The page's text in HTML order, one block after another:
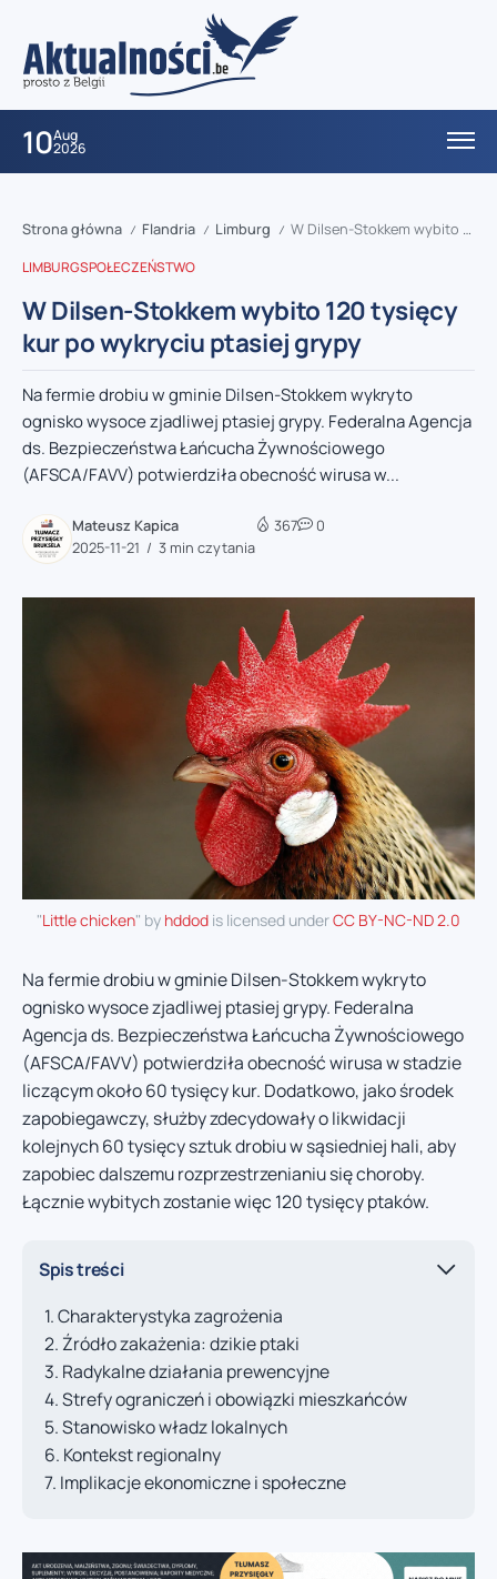
10Aug
2026
Strona główna / Flandria / Limburg / W Dilsen-Stokkem wybito 120 tysięcy kur po wykryciu ptasiej grypy
LIMBURGSPOŁECZEŃSTWO
W Dilsen-Stokkem wybito 120 tysięcy
kur po wykryciu ptasiej grypy
Na fermie drobiu w gminie Dilsen-Stokkem wykryto
ognisko wysoce zjadliwej ptasiej grypy. Federalna Agencja
ds. Bezpieczeństwa Łańcucha Żywnościowego
(AFSCA/FAVV) potwierdziła obecność wirusa w...
Mateusz Kapica
2025-11-21
3 min czytania
367 0
"Little chicken" by hddod is licensed underCC BY-NC-ND 2.0
Na fermie drobiu w gminie Dilsen-Stokkem wykryto
ognisko wysoce zjadliwej ptasiej grypy. Federalna
Agencja ds. Bezpieczeństwa Łańcucha Żywnościowego
(AFSCA/FAVV) potwierdziła obecność wirusa w stadzie
liczącym około 60 tysięcy kur. Dodatkowo, jako środek
zapobiegawczy, służby zdecydowały o likwidacji
kolejnych 60 tysięcy sztuk drobiu w sąsiedniej hali, aby
zapobiec dalszemu rozprzestrzenianiu się choroby.
Łącznie wybitych zostanie więc 120 tysięcy ptaków.
Spis treści
Charakterystyka zagrożenia
Źródło zakażenia: dzikie ptaki
Radykalne działania prewencyjne
Strefy ograniczeń i obowiązki mieszkańców
Stanowisko władz lokalnych
Kontekst regionalny
Implikacje ekonomiczne i społeczne